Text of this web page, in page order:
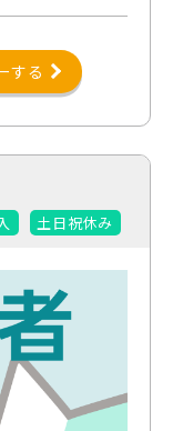
する
土日祝休み